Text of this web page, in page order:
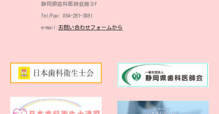
静岡県歯科医師会館３F
Tel/Fax: 054-281-3081
e-mail : お問い合わせフォームから